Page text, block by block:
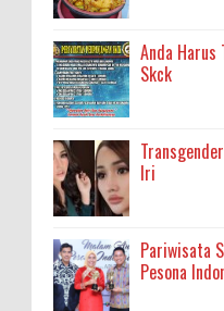
Anda Harus
Skck
Iri
Pariwisata
Pesona